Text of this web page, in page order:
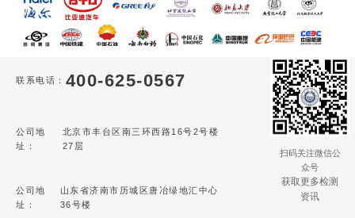
联系电话： 400-625-0567
公司地
址：
北京市丰台区南三环西路16号2号楼
27层
公司地
址：
山东省济南市历城区唐冶绿地汇中心
36号楼
扫码关注微信公
众号
获取更多检测
资讯